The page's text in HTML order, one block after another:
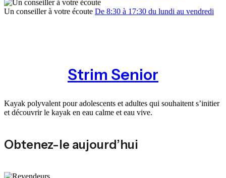
Un conseiller à votre écoute De 8:30 à 17:30 du lundi au vendredi
Strim Senior
Kayak polyvalent pour adolescents et adultes qui souhaitent s’initier
et découvrir le kayak en eau calme et eau vive.
Obtenez-le aujourd’hui